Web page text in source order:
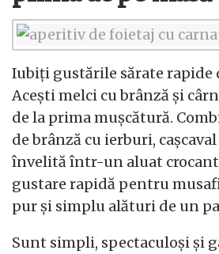
Iubiți gustările sărate rapide
Acești melci cu brânză și
de la prima mușcătură.
de brânză cu ierburi,
învelită într-un aluat
gustare rapidă pentru
pur și simplu alături de un
Sunt simpli, spectaculoși și